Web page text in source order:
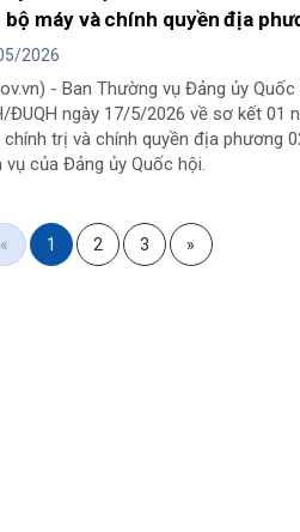
bộ máy và chính quyền địa
2026
Quốc hội vừa ban hành Kế hoạch số
ĐUQH ngày 17/5/2026 về sơ kết 01
trị và chính quyền địa phương
vụ của Đảng ủy Quốc hội.
« 1 2 3 »